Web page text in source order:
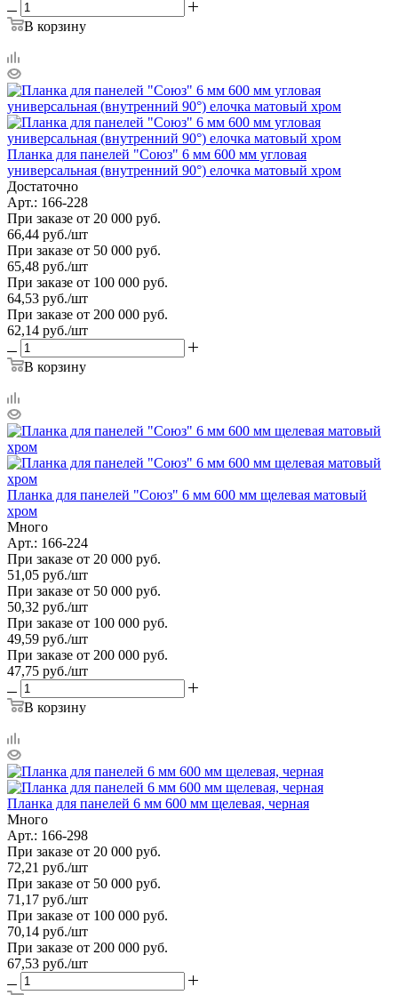
В корзину
Планка для панелей "Союз" 6 мм 600 мм угловая
универсальная (внутренний 90°) елочка матовый хром
Достаточно
Арт.: 166-228
При заказе от 20 000 руб.
66,44 руб./шт
При заказе от 50 000 руб.
65,48 руб./шт
При заказе от 100 000 руб.
64,53 руб./шт
При заказе от 200 000 руб.
62,14 руб./шт
В корзину
Планка для панелей "Союз" 6 мм 600 мм щелевая матовый
хром
Много
Арт.: 166-224
При заказе от 20 000 руб.
51,05 руб./шт
При заказе от 50 000 руб.
50,32 руб./шт
При заказе от 100 000 руб.
49,59 руб./шт
При заказе от 200 000 руб.
47,75 руб./шт
В корзину
Планка для панелей 6 мм 600 мм щелевая, черная
Много
Арт.: 166-298
При заказе от 20 000 руб.
72,21 руб./шт
При заказе от 50 000 руб.
71,17 руб./шт
При заказе от 100 000 руб.
70,14 руб./шт
При заказе от 200 000 руб.
67,53 руб./шт